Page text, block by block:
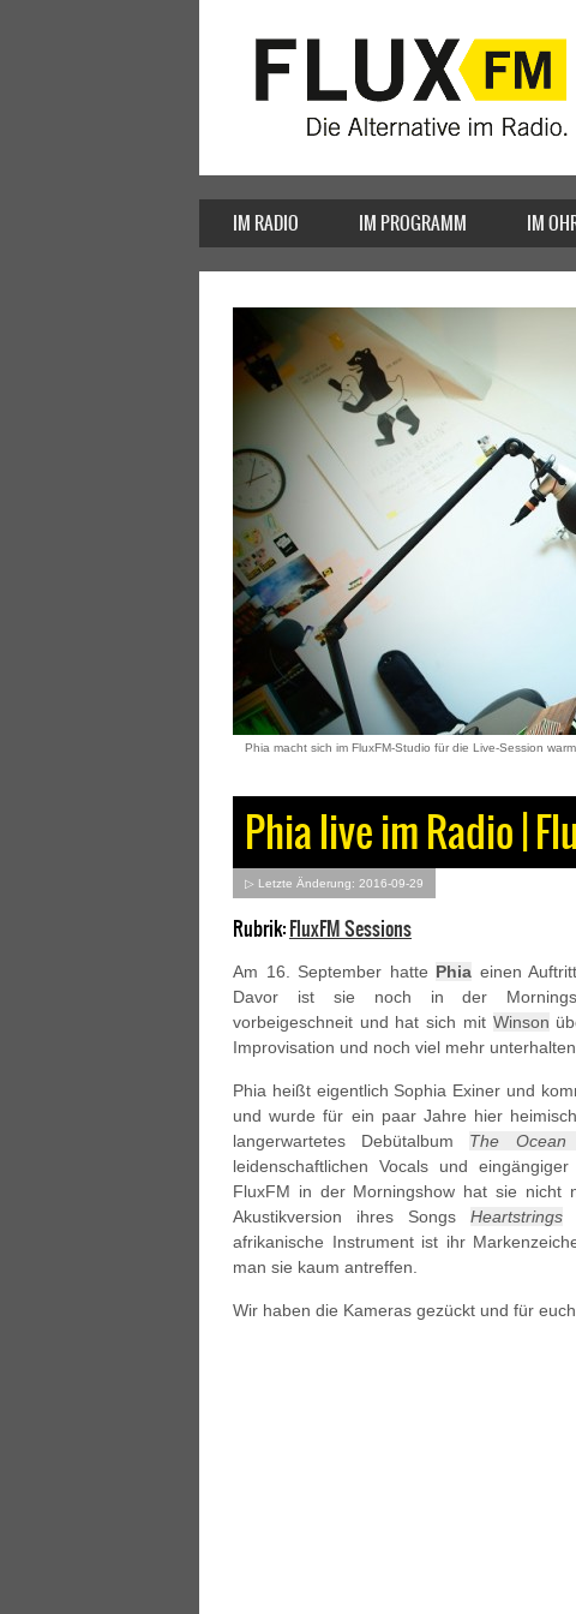
IM RADIO IM PROGRAMM IM
Phia macht sich im FluxFM-Studio für die Live-Session
Phia live im Radio |
▷ Letzte Änderung: 2016-09-29
Rubrik:FluxFM Sessions
Am 16. September hatte Phia einen
Davor ist sie noch in der
vorbeigeschneit und hat sich mit Winson
Improvisation und noch viel mehr unterhalten.
Phia heißt eigentlich Sophia Exiner und
und wurde für ein paar Jahre hier
langerwartetes Debütalbum The Ocean
leidenschaftlichen Vocals und
FluxFM in der Morningshow hat sie nicht
Akustikversion ihres Songs Heartstrings
afrikanische Instrument ist ihr
man sie kaum antreffen.
Wir haben die Kameras gezückt und für